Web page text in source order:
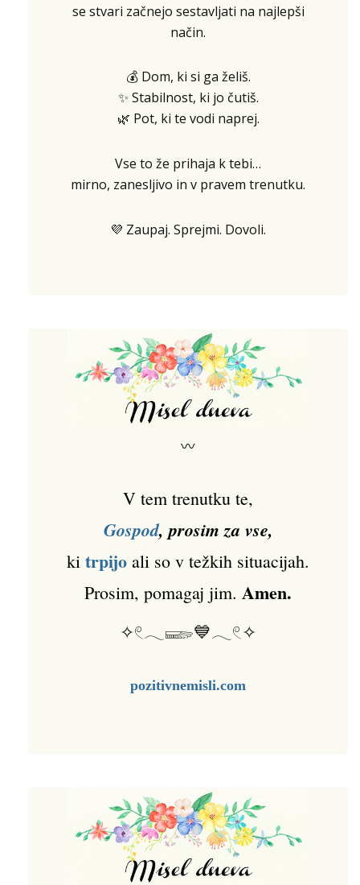
se stvari začnejo sestavljati na najlepši
način.
💰 Dom, ki si ga želiš.
✨ Stabilnost, ki jo čutiš.
🌿 Pot, ki te vodi naprej.
Vse to že prihaja k tebi…
mirno, zanesljivo in v pravem trenutku.
💜 Zaupaj. Sprejmi. Dovoli.
〰
V tem trenutku te,
Gospod, prosim za vse,
ki trpijo ali so v težkih situacijah.
Prosim, pomagaj jim. Amen.
✧𓏲𓂃𓆃💙𓂃𓏲✧
pozitivnemisli.com